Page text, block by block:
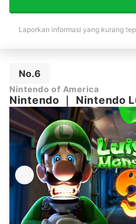
Laporkan informasi yang kurang
No.6
Nintendo of America
Nintendo Nintendo